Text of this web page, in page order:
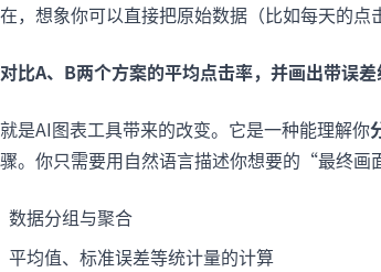
，想象你可以直接把原始数据（比如每天的点
比A、B两个方案的平均点击率，并画出带误差
是AI图表工具带来的改变。它是一种能理解你
。你只需要用自然语言描述你想要的“最终画
数据分组与聚合
平均值、标准误差等统计量的计算